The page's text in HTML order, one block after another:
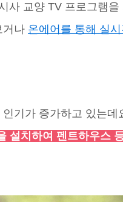
사 교양 TV 프로그램을
거나 온에어를 통해 실
기가 증가하고 있는데
설치하여 펜트하우스